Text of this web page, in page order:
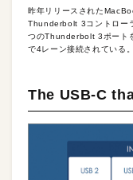
昨年リリースされた
Thunderbolt 3コントロー
つのThunderbolt 3ポート
で4レーン接続されている
The USB-C